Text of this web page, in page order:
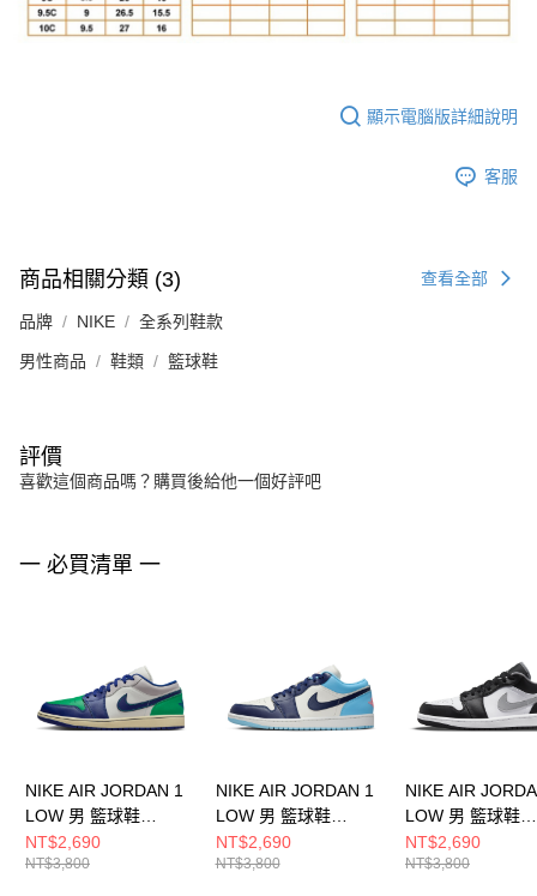
顯示電腦版詳細說明
客服
商品相關分類 (3) 查看全部
品牌 NIKE 全系列鞋款
男性商品 鞋類 籃球鞋
評價
喜歡這個商品嗎？購買後給他一個好評吧
一 必買清單 一
NIKE AIR JORDAN 1
LOW 男 籃球鞋
553558147
NT$2,690
NT$3,800
NIKE AIR JORDAN 1
LOW 男 籃球鞋
553558149
NT$2,690
NT$3,800
NIKE AIR
LOW 男 籃球鞋
553558040
NT$2,690
NT$3,800